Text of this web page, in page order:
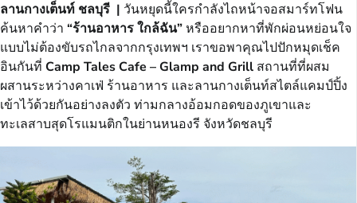
ลานกางเต็นท์ ชลบุรี | วันหยุดนี้ใครกำลังไถหน้าจอสมาร์ทโฟน
ค้นหาคำว่า “ร้านอาหาร ใกล้ฉัน”หรืออยากหาที่พักผ่อนหย่อนใจ
แบบไม่ต้องขับรถไกลจากกรุงเทพฯ เราขอพาคุณไปปักหมุดเช็ค
อินกันที่ Camp Tales Cafe – Glamp and Grill สถานที่ที่ผสม
ผสานระหว่างคาเฟ่ ร้านอาหาร และลานกางเต็นท์สไตล์แคมป์ปิ้ง
เข้าไว้ด้วยกันอย่างลงตัว ท่ามกลางอ้อมกอดของภูเขาและ
ทะเลสาบสุดโรแมนติกในย่านหนองรี จังหวัดชลบุรี